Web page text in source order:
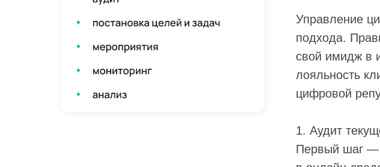
Управление
подхода.
свой имидж в
лояльность
цифровой
1. Аудит
Первый шаг —